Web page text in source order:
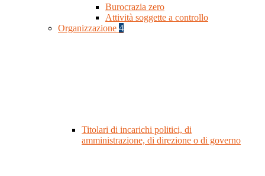
Burocrazia zero
Attività soggette a controllo
Organizzazione 4
Titolari di incarichi politici, di
amministrazione, di direzione o di governo